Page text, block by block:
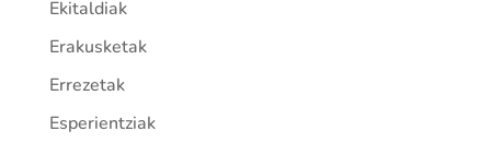
Ekitaldiak
Erakusketak
Errezetak
Esperientziak